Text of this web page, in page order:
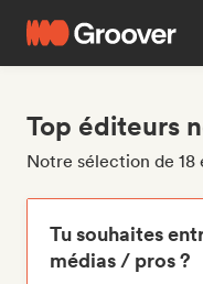
Top éditeurs
Notre sélection de 18
Tu souhaites
médias / pros ?